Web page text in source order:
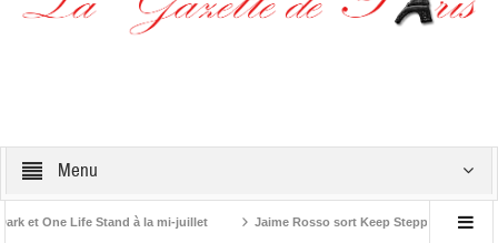
Menu
et One Life Stand à la mi-juillet Jaime Rosso sort Keep Stepping, son